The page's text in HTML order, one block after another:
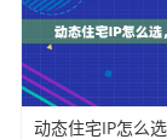
的任务，比如
低，带宽要充
不限量支持对